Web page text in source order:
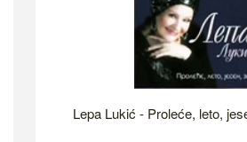
Lepa Lukić - Proleće, leto,